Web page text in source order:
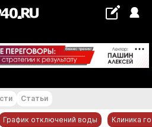
+21...+22 °С
Статьи
График отключений воды Клиника